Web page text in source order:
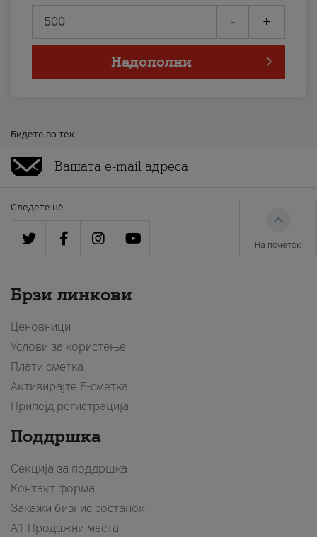
- +
Надополни
Бидете во тек
Следете нè
На почеток
Брзи линкови
Ценовници
Услови за користење
Плати сметка
Активирајте Е-сметка
Припејд регистрација
Поддршка
Секција за поддршка
Контакт форма
Закажи бизнис состанок
A1 Продажни места